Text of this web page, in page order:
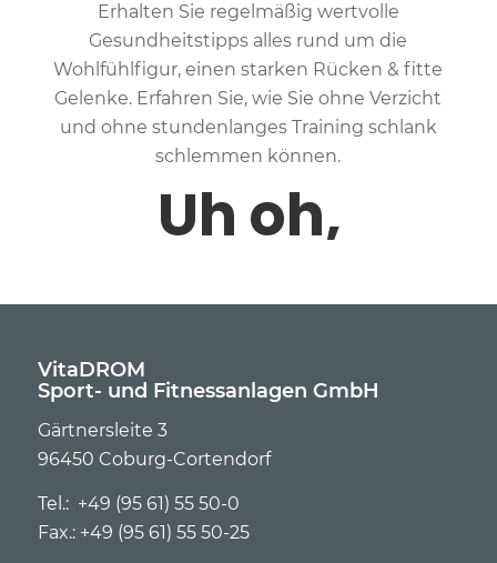
Erhalten Sie regelmäßig wertvolle
Gesundheitstipps alles rund um die
Wohlfühlfigur, einen starken Rücken & fitte
Gelenke. Erfahren Sie, wie Sie ohne Verzicht
und ohne stundenlanges Training schlank
schlemmen können.
VitaDROM
Sport- und Fitnessanlagen GmbH
Gärtnersleite 3
96450 Coburg-Cortendorf
Tel.: +49 (95 61) 55 50-0
Fax.: +49 (95 61) 55 50-25